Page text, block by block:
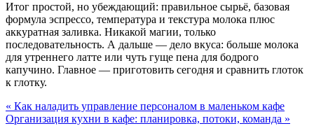
Итог простой, но убеждающий: правильное сырьё, базовая
формула эспрессо, температура и текстура молока плюс
аккуратная заливка. Никакой магии, только
последовательность. А дальше — дело вкуса: больше молока
для утреннего латте или чуть гуще пена для бодрого
капучино. Главное — приготовить сегодня и сравнить глоток
к глотку.
« Как наладить управление персоналом в маленьком кафе
Организация кухни в кафе: планировка, потоки, команда »